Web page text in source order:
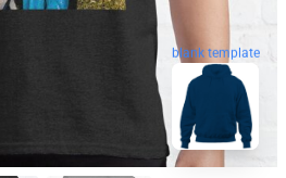
blank template